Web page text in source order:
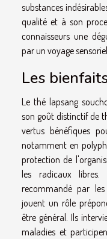
substances
qualité et à son
connaisseurs une
par un voyage
Les
Le thé lapsang
son goût distinctif de
vertus bénéfiques
notamment en
protection de
les radicaux libres.
recommandé par
jouent un rôle
être général. Ils
maladies et